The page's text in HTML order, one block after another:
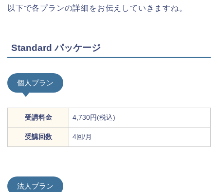
以下で各プランの詳細をお伝えしていきますね。
Standard パッケージ
個人プラン
受講料金 4,730円(税込)
受講回数 4回/月
法人プラン